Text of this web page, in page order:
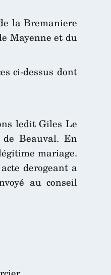
la Bremaniere
Mayenne et du
ci-dessus dont
ledit Giles Le
Beauval. En
mariage.
derogeant a
au conseil